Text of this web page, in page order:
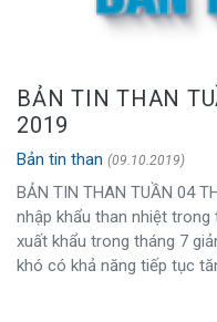
BẢN TIN THAN
2019
Bản tin than (09.10.2019)
BẢN TIN THAN TUẦN 04
nhập khẩu than nhiệt
xuất khẩu trong tháng 7
khó có khả năng tiếp tục